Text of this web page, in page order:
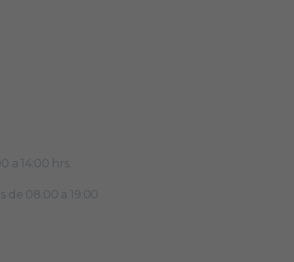
a 14:00 hrs.
de 08:00 a 19:00